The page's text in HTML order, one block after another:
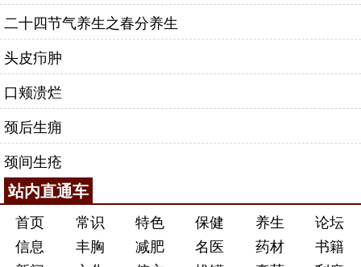
二十四节气养生之春分养生
头皮疖肿
口颊溃烂
颈后生痈
颈间生疮
站内直通车
首页 常识 特色 保健 养生
论坛
信息
丰胸 减肥 名医 药材
书籍